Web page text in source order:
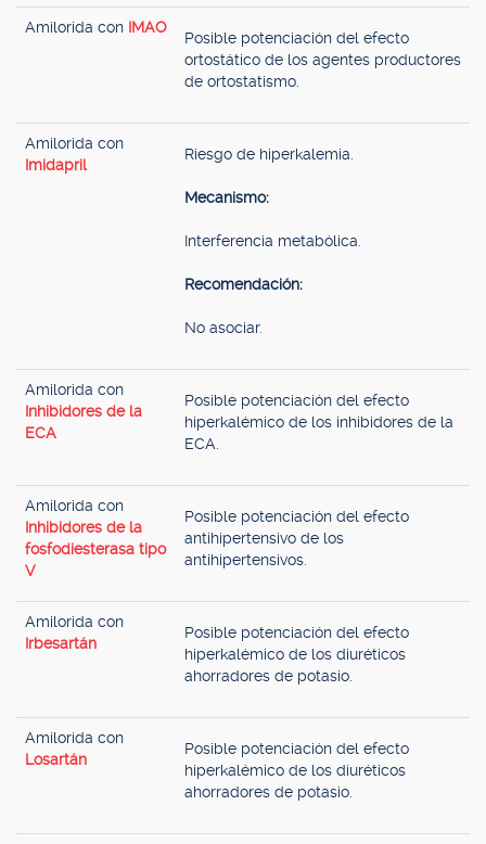
Amilorida con IMAO
Posible potenciación del efecto
ortostático de los agentes productores
de ortostatismo.
Amilorida con
Imidapril
Riesgo de hiperkalemia.
Mecanismo:
Interferencia metabólica.
Recomendación:
No asociar.
Amilorida con
Inhibidores de la
ECA
Posible potenciación del efecto
hiperkalémico de los inhibidores de la
ECA.
Amilorida con
Inhibidores de la
fosfodiesterasa tipo
V
Posible potenciación del efecto
antihipertensivo de los
antihipertensivos.
Amilorida con
Irbesartán
Posible potenciación del efecto
hiperkalémico de los diuréticos
ahorradores de potasio.
Amilorida con
Losartán
Posible potenciación del efecto
hiperkalémico de los diuréticos
ahorradores de potasio.